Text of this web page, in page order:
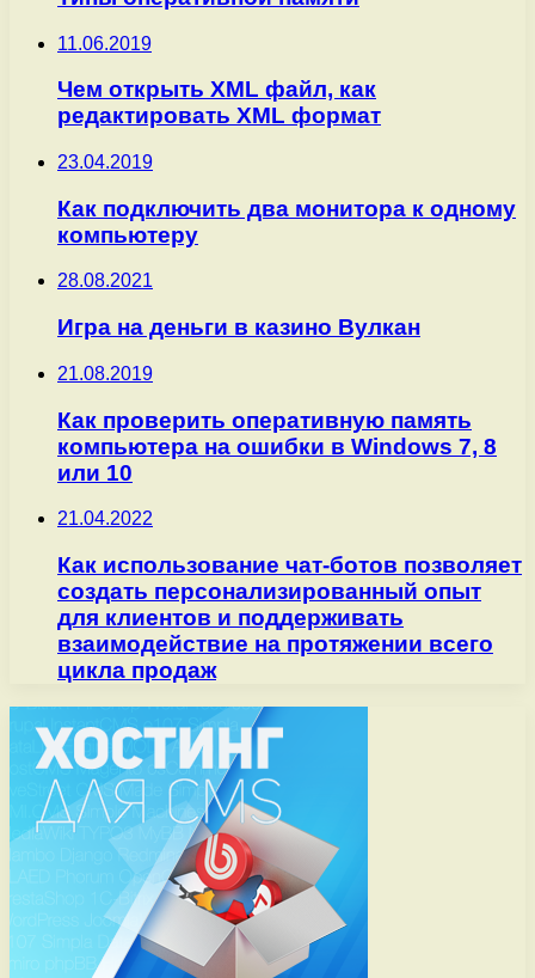
11.06.2019
Чем открыть XML файл, как
редактировать XML формат
23.04.2019
Как подключить два монитора к одному
компьютеру
28.08.2021
Игра на деньги в казино Вулкан
21.08.2019
Как проверить оперативную память
компьютера на ошибки в Windows 7, 8
или 10
21.04.2022
Как использование чат-ботов позволяет
создать персонализированный опыт
для клиентов и поддерживать
взаимодействие на протяжении всего
цикла продаж